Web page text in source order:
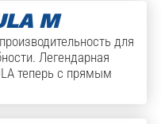
M
для
Легендарная
теперь с прямым